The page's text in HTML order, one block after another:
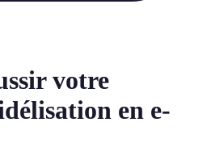
votre
en e-